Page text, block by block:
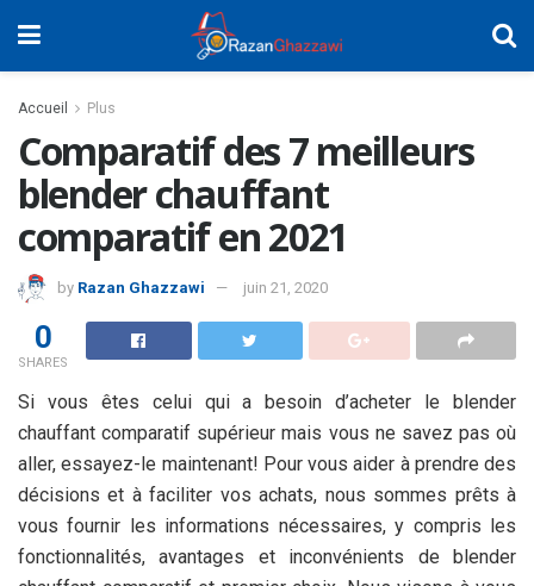
Accueil Plus
Comparatif des 7 meilleurs
blender chauffant
comparatif en 2021
by Razan Ghazzawi juin 21, 2020
0
SHARES
Si vous êtes celui qui a besoin d’acheter le blender
chauffant comparatif supérieur mais vous ne savez pas où
aller, essayez-le maintenant! Pour vous aider à prendre des
décisions et à faciliter vos achats, nous sommes prêts à
vous fournir les informations nécessaires, y compris les
fonctionnalités, avantages et inconvénients de blender